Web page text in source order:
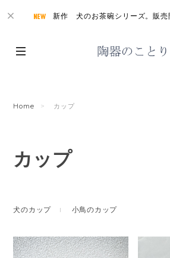
新作 犬のお茶碗シリーズ。販売
Home カップ
カップ
犬のカップ 小鳥のカップ